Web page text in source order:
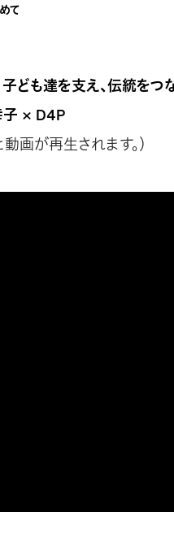
て
ども達を支え、伝統を
× D4P
画が再生されます。）